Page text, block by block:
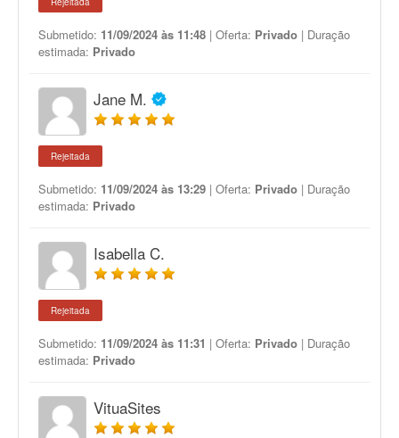
Submetido: 11/09/2024 às 11:48 | Oferta: Privado | Duração
estimada: Privado
Jane M.
Rejeitada
Submetido: 11/09/2024 às 13:29 | Oferta: Privado | Duração
estimada: Privado
Isabella C.
Rejeitada
Submetido: 11/09/2024 às 11:31 | Oferta: Privado | Duração
estimada: Privado
VituaSites